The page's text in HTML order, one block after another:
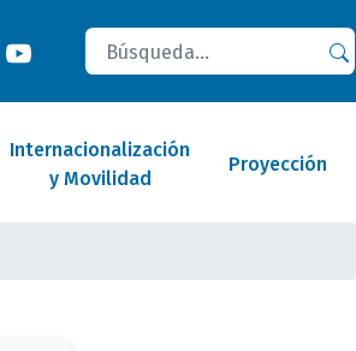
Buscar
Internacionalización
y Movilidad
Proyección